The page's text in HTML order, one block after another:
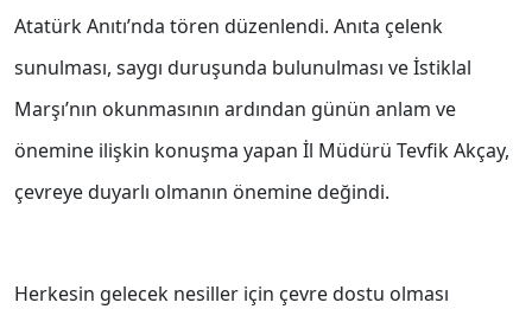
Atatürk Anıtı’nda tören düzenlendi. Anıta çelenk
sunulması, saygı duruşunda bulunulması ve İstiklal
Marşı’nın okunmasının ardından günün anlam ve
önemine ilişkin konuşma yapan İl Müdürü Tevfik Akçay,
çevreye duyarlı olmanın önemine değindi.
Herkesin gelecek nesiller için çevre dostu olması